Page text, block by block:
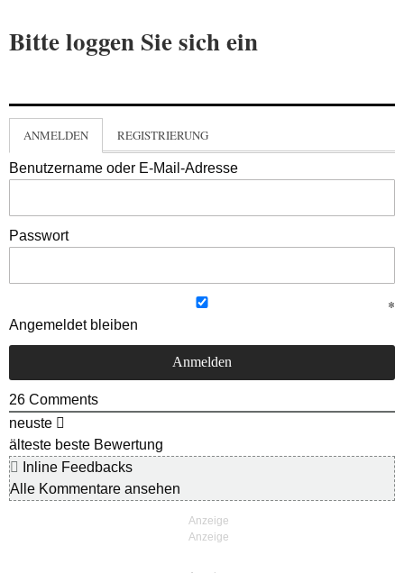
Bitte loggen Sie sich ein
ANMELDEN REGISTRIERUNG
Benutzername oder E-Mail-Adresse
Passwort
Angemeldet bleiben
26 Comments
neuste
älteste beste Bewertung
Inline Feedbacks
Alle Kommentare ansehen